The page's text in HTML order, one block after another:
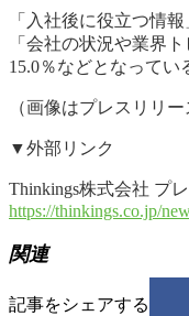
「入社後に役立つ情
「会社の状況や業界
15.0％などとなってい
（画像はプレスリリー
▼外部リンク
Thinkings株式会社 プ
https://thinkings.co.jp/
関連
記事をシェアする